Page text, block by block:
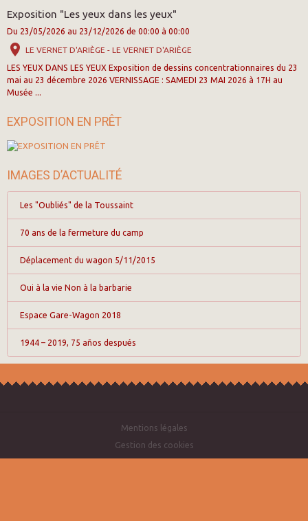
Exposition "Les yeux dans les yeux"
Du 23/05/2026 au 23/12/2026 de 00:00 à 00:00
LE VERNET D'ARIÈGE - LE VERNET D'ARIÈGE
LES YEUX DANS LES YEUX Exposition de dessins concentrationnaires du 23
mai au 23 décembre 2026 VERNISSAGE : SAMEDI 23 MAI 2026 à 17H au
Musée ...
EXPOSITION EN PRÊT
IMAGES D’ACTUALITÉ
Les "Oubliés" de la Toussaint
70 ans de la fermeture du camp
Déplacement du wagon 5/11/2015
Oui à la vie Non à la barbarie
Espace Gare-Wagon 2018
1944 – 2019, 75 años después
Mentions légales
Gestion des cookies